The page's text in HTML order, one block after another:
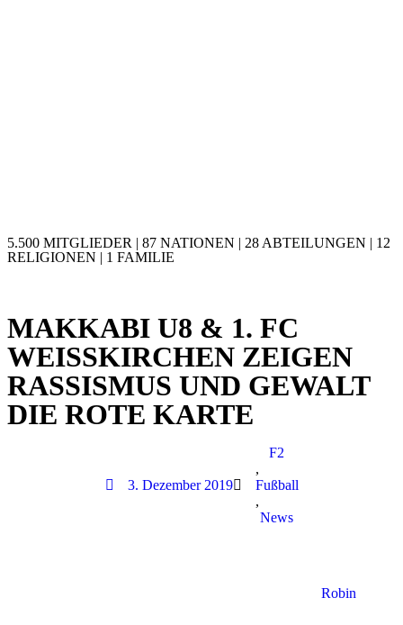
5.500 MITGLIEDER | 87 NATIONEN | 28 ABTEILUNGEN | 12
RELIGIONEN | 1 FAMILIE
MAKKABI U8 & 1. FC
WEISSKIRCHEN ZEIGEN
RASSISMUS UND GEWALT
DIE ROTE KARTE
3. Dezember 2019
F2
,
Fußball
,
News
Robin